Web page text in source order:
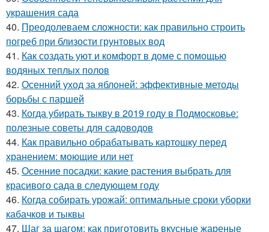
украшения сада
40. Преодолеваем сложности: как правильно строить
погреб при близости грунтовых вод
41. Как создать уют и комфорт в доме с помощью
водяных теплых полов
42. Осенний уход за яблоней: эффективные методы
борьбы с паршей
43. Когда убирать тыкву в 2019 году в Подмосковье:
полезные советы для садоводов
44. Как правильно обрабатывать картошку перед
хранением: моющие или нет
45. Осенние посадки: какие растения выбрать для
красивого сада в следующем году
46. Когда собирать урожай: оптимальные сроки уборки
кабачков и тыквы
47. Шаг за шагом: как приготовить вкусные жареные